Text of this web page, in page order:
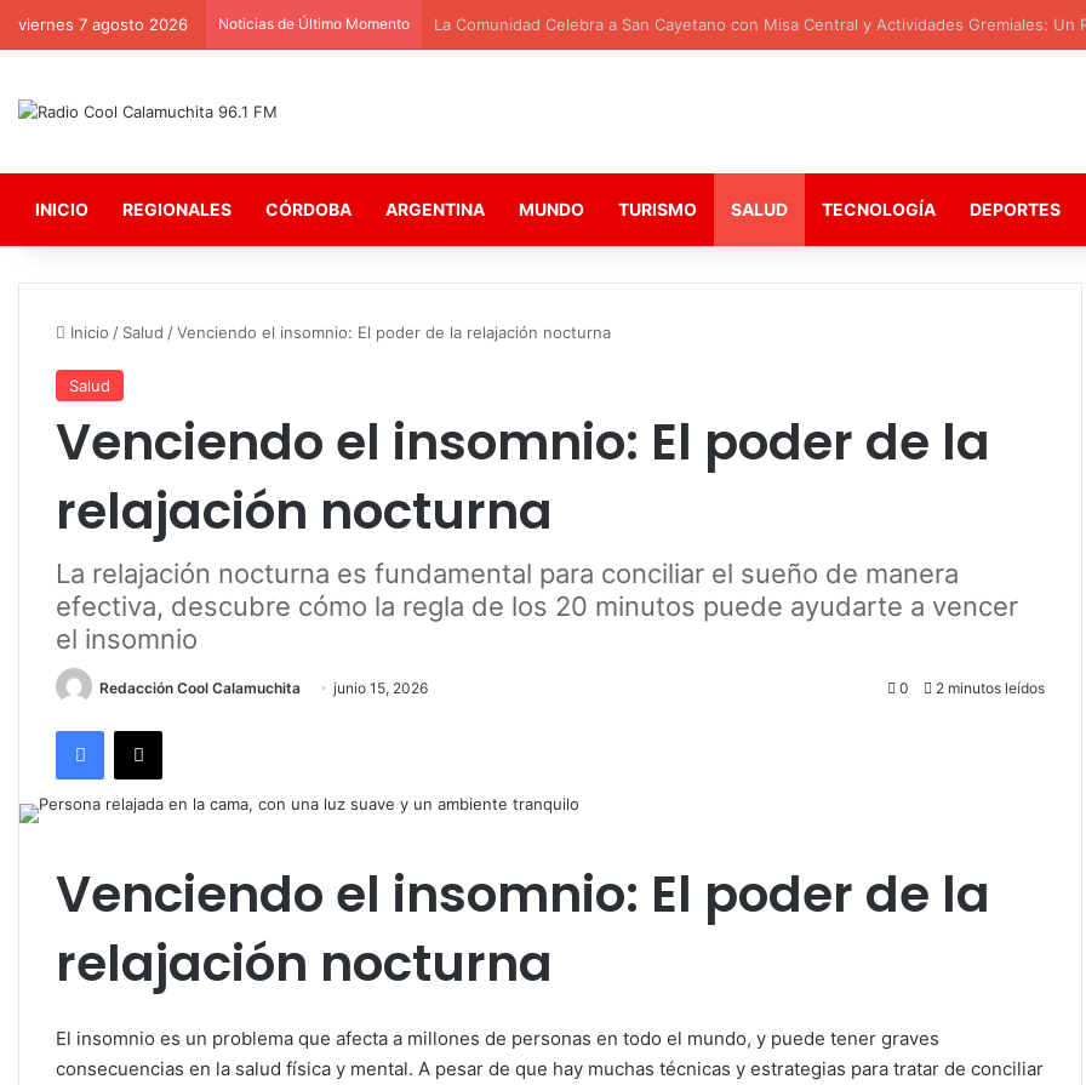
viernes 7 agosto 2026 Noticias de Último Momento La Comunidad Celebra a San Cayetano con Misa Central y Actividades Gremiales: Un
INICIO REGIONALES CÓRDOBA ARGENTINA MUNDO TURISMO SALUD TECNOLOGÍA DEPORTES
Inicio / Salud /Venciendo el insomnio: El poder de la relajación nocturna
Salud
Venciendo el insomnio: El poder de la
relajación nocturna
La relajación nocturna es fundamental para conciliar el sueño de manera
efectiva, descubre cómo la regla de los 20 minutos puede ayudarte a vencer
el insomnio
Redacción Cool Calamuchita junio 15, 2026 0 2 minutos leídos
Facebook
X
Venciendo el insomnio: El poder de la
relajación nocturna
El insomnio es un problema que afecta a millones de personas en todo el mundo, y puede tener graves
consecuencias en la salud física y mental. A pesar de que hay muchas técnicas y estrategias para tratar de conciliar